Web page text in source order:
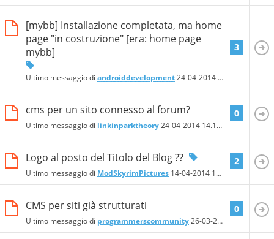
[mybb] Installazione completata, ma home
page "in costruzione" [era: home page
mybb]
Ultimo messaggio di androiddevelopment24-04-2014 21.23.55
3
cms per un sito connesso al forum?
Ultimo messaggio di linkinparktheory24-04-2014 14.16.44
0
Logo al posto del Titolo del Blog ??
Ultimo messaggio di ModSkyrimPictures 14-04-2014 15.43.04
2
CMS per siti già strutturati
Ultimo messaggio di programmerscommunity26-03-2014
0